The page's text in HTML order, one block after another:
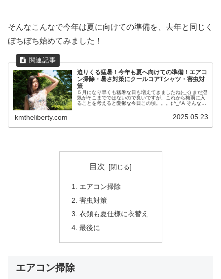
そんなこんなで今年は夏に向けての準備を、去年と同じく
ぼちぼち始めてみました！
迫りくる猛暑！今年も夏へ向けての準備！エアコ
ン掃除・暑さ対策にクールコアTシャツ・害虫対
策
５月になり早くも猛暑な日も増えてきましたね(-_-;) まだ湿
気がそこまでではないので良いですが、これから梅雨に入
ることを考えると憂鬱な今日この頃。。。(;^_^A そんなこ
kmtheliberty.com 2025.05.23
目次
エアコン掃除
害虫対策
衣類も夏仕様に衣替え
最後に
エアコン掃除